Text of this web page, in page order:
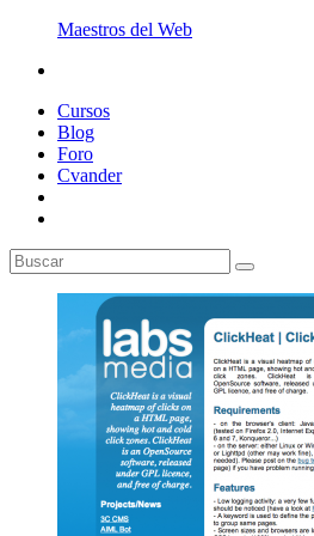
Maestros del Web
Cursos
Blog
Foro
Cvander